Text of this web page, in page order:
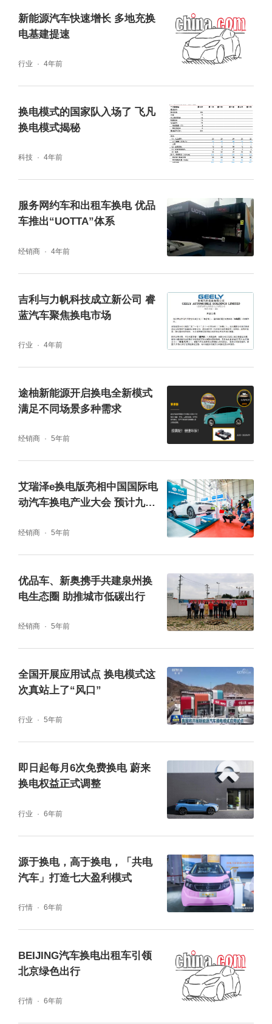
新能源汽车快速增长 多地充换
电基建提速
行业 4年前
换电模式的国家队入场了 飞凡
换电模式揭秘
科技 4年前
服务网约车和出租车换电 优品
车推出“UOTTA”体系
经销商 4年前
吉利与力帆科技成立新公司 睿
蓝汽车聚焦换电市场
行业 4年前
途柚新能源开启换电全新模式
满足不同场景多种需求
经销商 5年前
艾瑞泽e换电版亮相中国国际电
动汽车换电产业大会 预计九月
经销商 5年前
优品车、新奥携手共建泉州换
电生态圈 助推城市低碳出行
经销商 5年前
全国开展应用试点 换电模式这
次真站上了“风口”
行业 5年前
即日起每月6次免费换电 蔚来
换电权益正式调整
行业 6年前
源于换电，高于换电，「共电
汽车」打造七大盈利模式
行情 6年前
BEIJING汽车换电出租车引领
北京绿色出行
行情 6年前